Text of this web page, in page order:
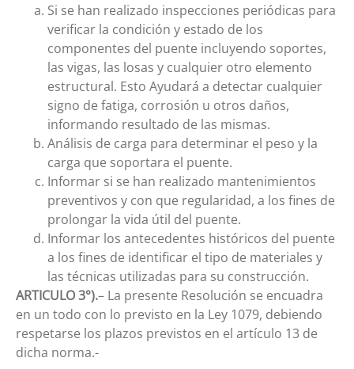
Si se han realizado inspecciones periódicas para
verificar la condición y estado de los
componentes del puente incluyendo soportes,
las vigas, las losas y cualquier otro elemento
estructural. Esto Ayudará a detectar cualquier
signo de fatiga, corrosión u otros daños,
informando resultado de las mismas.
Análisis de carga para determinar el peso y la
carga que soportara el puente.
Informar si se han realizado mantenimientos
preventivos y con que regularidad, a los fines de
prolongar la vida útil del puente.
Informar los antecedentes históricos del puente
a los fines de identificar el tipo de materiales y
las técnicas utilizadas para su construcción.
ARTICULO 3°).– La presente Resolución se encuadra
en un todo con lo previsto en la Ley 1079, debiendo
respetarse los plazos previstos en el artículo 13 de
dicha norma.-